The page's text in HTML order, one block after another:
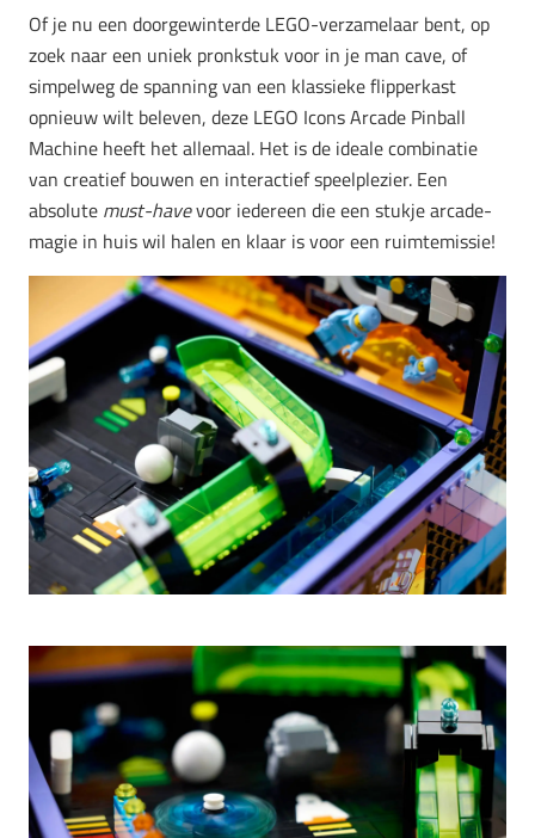
Of je nu een doorgewinterde LEGO-verzamelaar bent, op
zoek naar een uniek pronkstuk voor in je man cave, of
simpelweg de spanning van een klassieke flipperkast
opnieuw wilt beleven, deze LEGO Icons Arcade Pinball
Machine heeft het allemaal. Het is de ideale combinatie
van creatief bouwen en interactief speelplezier. Een
absolute must-havevoor iedereen die een stukje arcade-
magie in huis wil halen en klaar is voor een ruimtemissie!